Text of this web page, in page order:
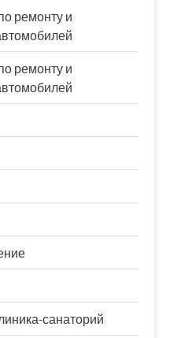
ремонту и
ремонту и
санаторий